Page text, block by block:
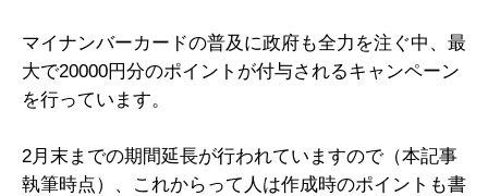
マイナンバーカードの普及に政府も全力を注ぐ中、最
大で20000円分のポイントが付与されるキャンペーン
を行っています。
2月末までの期間延長が行われていますので（本記事
執筆時点）、これからって人は作成時のポイントも書